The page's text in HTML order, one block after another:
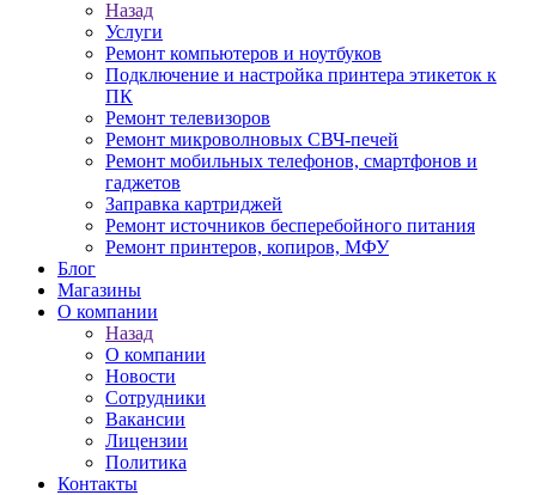
Назад
Услуги
Ремонт компьютеров и ноутбуков
Подключение и настройка принтера этикеток к
ПК
Ремонт телевизоров
Ремонт микроволновых СВЧ-печей
Ремонт мобильных телефонов, смартфонов и
гаджетов
Заправка картриджей
Ремонт источников бесперебойного питания
Ремонт принтеров, копиров, МФУ
Блог
Магазины
О компании
Назад
О компании
Новости
Сотрудники
Вакансии
Лицензии
Политика
Контакты